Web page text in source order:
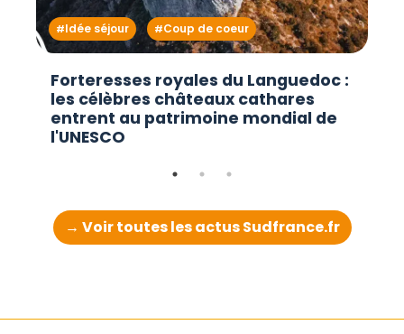
Forteresses royales du Languedoc :
les célèbres châteaux cathares
entrent au patrimoine mondial de
l'UNESCO
Idée séjour Coup de coeur
→ Voir toutes les actus Sudfrance.fr